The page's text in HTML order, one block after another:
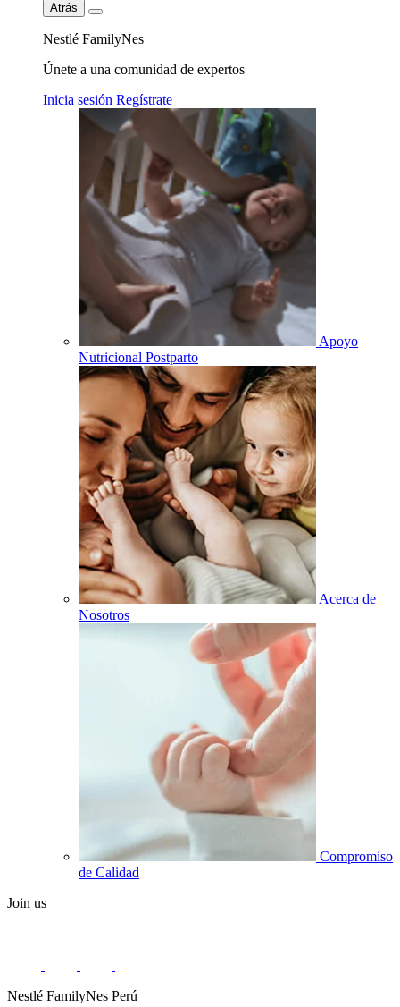
Atrás
Nestlé FamilyNes
Únete a una comunidad de expertos
Inicia sesión Regístrate
Apoyo
Nutricional Postparto
Acerca de
Nosotros
Compromiso
de Calidad
Join us
Nestlé FamilyNes Perú